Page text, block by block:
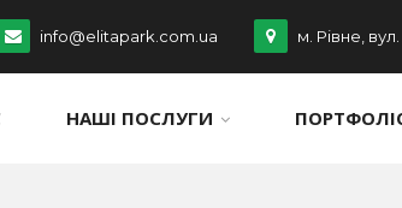
info@elitapark.com.ua м. Рівне,
НАШІ ПОСЛУГИ